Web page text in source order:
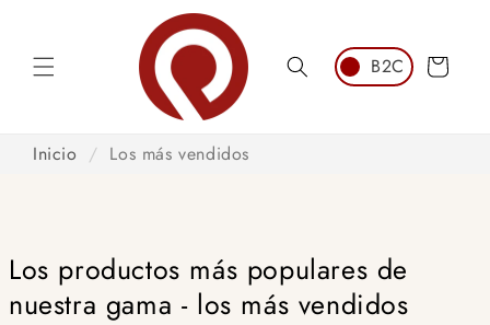
Carrito
Inicio / Los más vendidos
Los productos más populares de
nuestra gama - los más vendidos